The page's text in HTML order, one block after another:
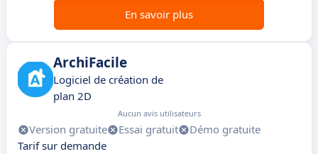
En savoir plus
ArchiFacile
Logiciel de création de
plan 2D
Aucun avis utilisateurs
Version gratuite Essai gratuit
Démo gratuite
Tarif sur demande